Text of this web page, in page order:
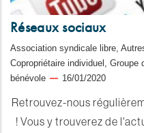
Réseaux sociaux
Association syndicale libre,
Copropriétaire individuel, Groupe
bénévole
16/01/2020
Retrouvez-nous
! Vous y trouverez de